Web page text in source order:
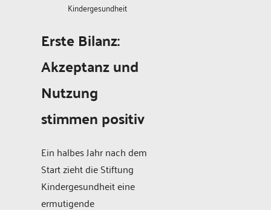
Kindergesundheit
Erste Bilanz:
Akzeptanz und
Nutzung
stimmen positiv
Ein halbes Jahr nach dem
Start zieht die Stiftung
Kindergesundheit eine
ermutigende